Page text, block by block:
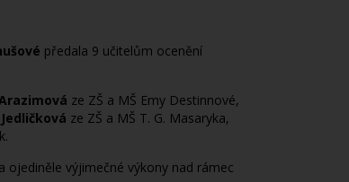
předala 9 učitelům ocenění
ze ZŠ a MŠ Emy Destinnové,
ze ZŠ a MŠ T. G. Masaryka,
ojediněle výjimečné výkony nad rámec